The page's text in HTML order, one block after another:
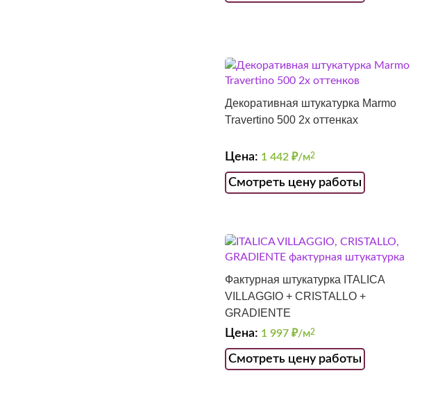
Декоративная штукатурка Marmo
Travertino 500 2х оттенках
Цена: 1 442 ₽/м2
Смотреть цену работы
Фактурная штукатурка ITALICA
VILLAGGIO + CRISTALLO +
GRADIENTE
Цена: 1 997 ₽/м2
Смотреть цену работы